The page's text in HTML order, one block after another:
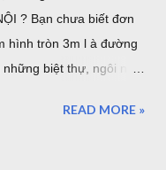
? Bạn chưa biết đơn
hình tròn 3m l à đường
biệt thự, ngôi nhà
thảm tròn bán tại
READ MORE »